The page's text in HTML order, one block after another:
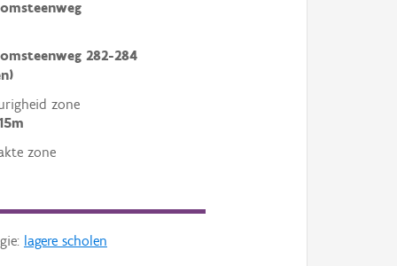
282-284
zone
zone
lagere scholen